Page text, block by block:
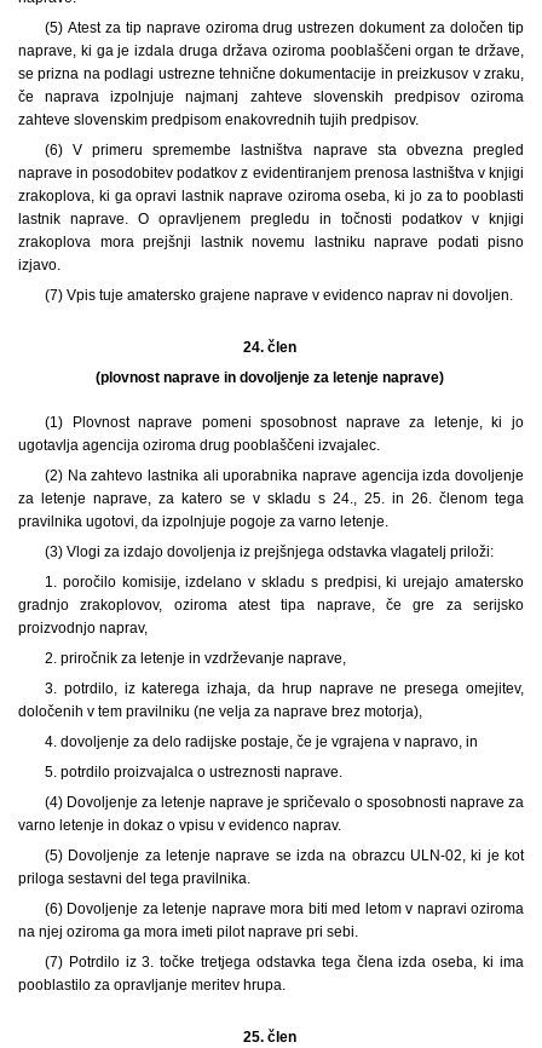
(5) Atest za tip naprave oziroma drug ustrezen dokument za določen tip
naprave, ki ga je izdala druga država oziroma pooblaščeni organ te države,
se prizna na podlagi ustrezne tehnične dokumentacije in preizkusov v zraku,
če naprava izpolnjuje najmanj zahteve slovenskih predpisov oziroma
zahteve slovenskim predpisom enakovrednih tujih predpisov.
(6) V primeru spremembe lastništva naprave sta obvezna pregled
naprave in posodobitev podatkov z evidentiranjem prenosa lastništva v knjigi
zrakoplova, ki ga opravi lastnik naprave oziroma oseba, ki jo za to pooblasti
lastnik naprave. O opravljenem pregledu in točnosti podatkov v knjigi
zrakoplova mora prejšnji lastnik novemu lastniku naprave podati pisno
izjavo.
(7) Vpis tuje amatersko grajene naprave v evidenco naprav ni dovoljen.
24. člen
(plovnost naprave in dovoljenje za letenje naprave)
(1) Plovnost naprave pomeni sposobnost naprave za letenje, ki jo
ugotavlja agencija oziroma drug pooblaščeni izvajalec.
(2) Na zahtevo lastnika ali uporabnika naprave agencija izda dovoljenje
za letenje naprave, za katero se v skladu s 24., 25. in 26. členom tega
pravilnika ugotovi, da izpolnjuje pogoje za varno letenje.
(3) Vlogi za izdajo dovoljenja iz prejšnjega odstavka vlagatelj priloži:
1. poročilo komisije, izdelano v skladu s predpisi, ki urejajo amatersko
gradnjo zrakoplovov, oziroma atest tipa naprave, če gre za serijsko
proizvodnjo naprav,
2. priročnik za letenje in vzdrževanje naprave,
3. potrdilo, iz katerega izhaja, da hrup naprave ne presega omejitev,
določenih v tem pravilniku (ne velja za naprave brez motorja),
4. dovoljenje za delo radijske postaje, če je vgrajena v napravo, in
5. potrdilo proizvajalca o ustreznosti naprave.
(4) Dovoljenje za letenje naprave je spričevalo o sposobnosti naprave za
varno letenje in dokaz o vpisu v evidenco naprav.
(5) Dovoljenje za letenje naprave se izda na obrazcu ULN-02, ki je kot
priloga sestavni del tega pravilnika.
(6) Dovoljenje za letenje naprave mora biti med letom v napravi oziroma
na njej oziroma ga mora imeti pilot naprave pri sebi.
(7) Potrdilo iz 3. točke tretjega odstavka tega člena izda oseba, ki ima
pooblastilo za opravljanje meritev hrupa.
25. člen